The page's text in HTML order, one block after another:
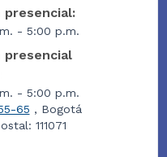
presencial:
- 5:00 p.m.
presencial
- 5:00 p.m.
65 , Bogotá
111071